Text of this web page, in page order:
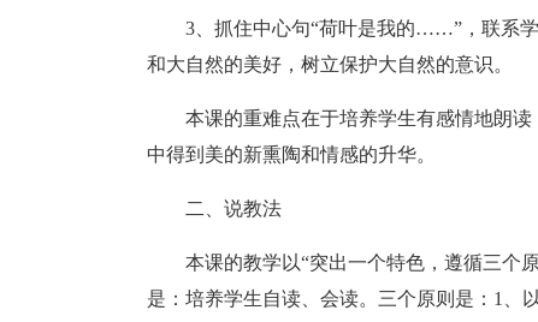
3、抓住中心句“荷叶是我的……”，联系
和大自然的美好，树立保护大自然的意识。
本课的重难点在于培养学生有感情地朗
中得到美的新熏陶和情感的升华。
二、说教法
本课的教学以“突出一个特色，遵循三个
是：培养学生自读、会读。三个原则是：1、